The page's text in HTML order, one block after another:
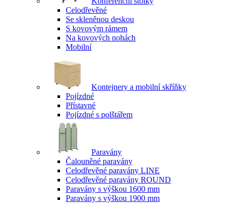
Celodřevěné
Se skleněnou deskou
S kovovým rámem
Na kovových nohách
Mobilní
Kontejnery a mobilní skříňky
Pojízdné
Přístavné
Pojízdné s polštářem
Paravány
Čalouněné paravány
Celodřevěné paravány LINE
Celodřevěné paravány ROUND
Paravány s výškou 1600 mm
Paravány s výškou 1900 mm